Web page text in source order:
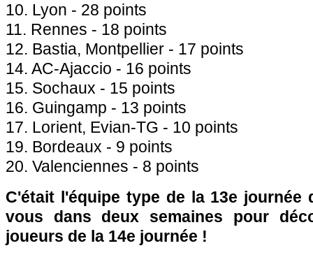
10. Lyon - 28 points
11. Rennes - 18 points
12. Bastia, Montpellier - 17 points
14. AC-Ajaccio - 16 points
15. Sochaux - 15 points
16. Guingamp - 13 points
17. Lorient, Evian-TG - 10 points
19. Bordeaux - 9 points
20. Valenciennes - 8 points
C'était l'équipe type de la 13e journée
vous dans deux semaines pour
joueurs de la 14e journée !